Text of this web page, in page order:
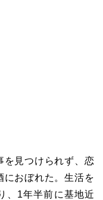
を見つけられず、恋
におぼれた。生活を
、1年半前に基地近